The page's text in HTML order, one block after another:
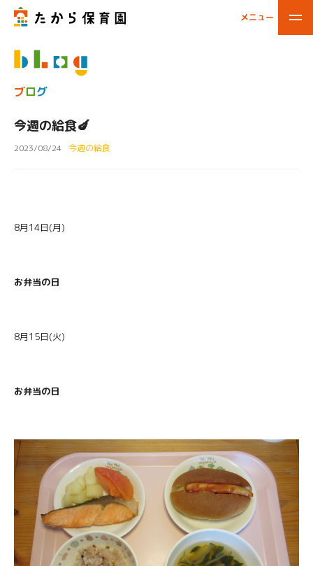
メニュー
ブログ
今週の給食🍆
2023/08/24 今週の給食
8月14日(月)
お弁当の日
8月15日(火)
お弁当の日